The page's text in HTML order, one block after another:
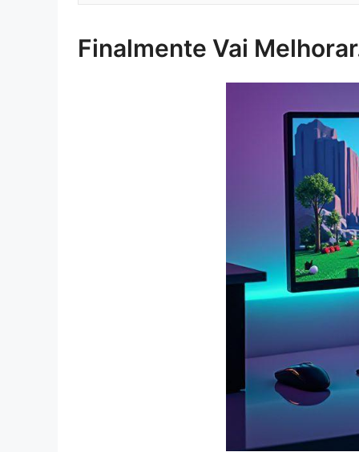
Finalmente Vai